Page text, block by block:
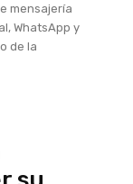
mensajería
WhatsApp y
de la